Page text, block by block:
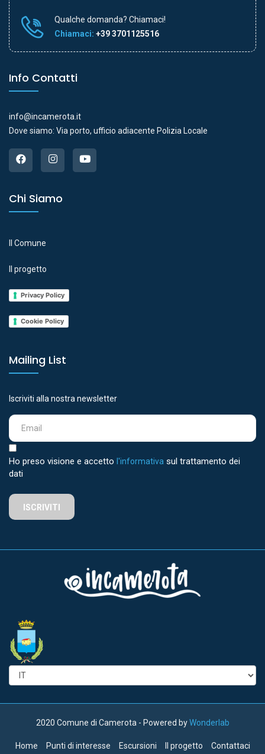
Qualche domanda? Chiamaci!
Chiamaci: +39 3701125516
Info Contatti
info@incamerota.it
Dove siamo: Via porto, ufficio adiacente Polizia Locale
Chi Siamo
Il Comune
Il progetto
Privacy Policy
Cookie Policy
Mailing List
Iscriviti alla nostra newsletter
Ho preso visione e accetto l'informativa sul trattamento dei
dati
ISCRIVITI
2020 Comune di Camerota - Powered byWonderlab
Home Punti di interesse Escursioni Il progetto Contattaci